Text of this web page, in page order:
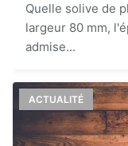
Quelle solive de
largeur 80 mm,
admise...
ACTUALITÉ